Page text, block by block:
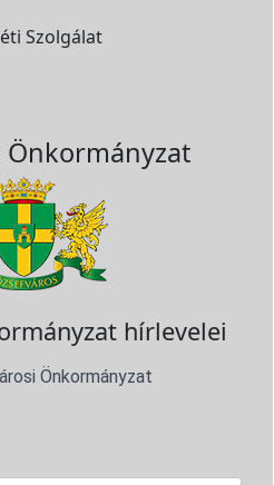
Szolgálat
Önkormányzat
hírlevelei
Önkormányzat